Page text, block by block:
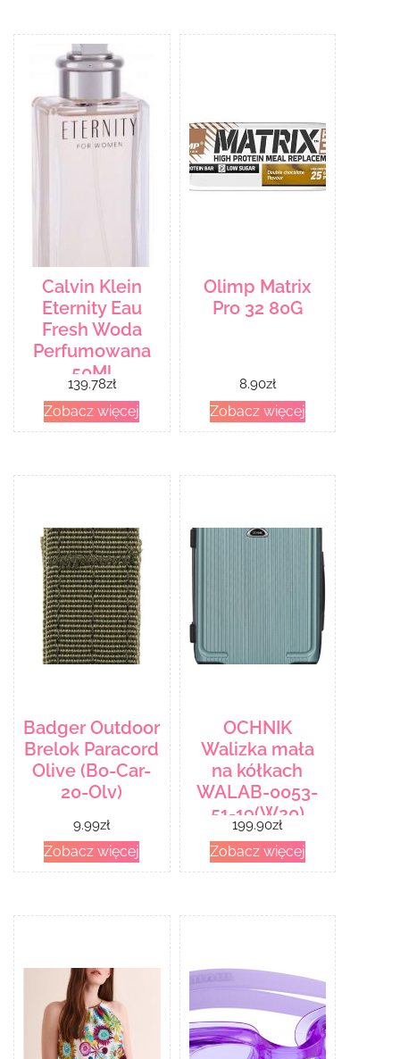
Calvin Klein
Eternity Eau
Fresh Woda
Perfumowana
50Ml
139.78zł
Zobacz więcej
Olimp Matrix
Pro 32 80G
8.90zł
Zobacz więcej
Badger Outdoor
Brelok Paracord
Olive (Bo-Car-
20-Olv)
9.99zł
Zobacz więcej
OCHNIK
Walizka mała
na kółkach
WALAB-0053-
51-19(W20)
199.90zł
Zobacz więcej